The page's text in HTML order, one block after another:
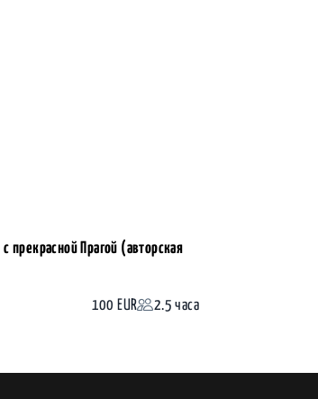
прекрасной Прагой (авторская
100 EUR 2.5 часа